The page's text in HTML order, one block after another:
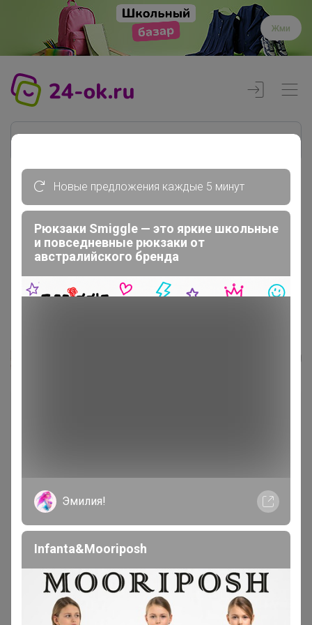
Жми
Реклама
Главная
_Настя_
СП3 Здесь вас ждёт ваша следующая...
***
Новые предложения каждые 5 минут
Рюкзаки Smiggle — это яркие школьные
и повседневные рюкзаки от
австралийского бренда
Эмилия!
Infanta&Mooriposh